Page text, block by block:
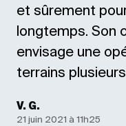
et sûrement
longtemps. Son
envisage une
terrains
V. G.
21 juin 2021 à 11h25